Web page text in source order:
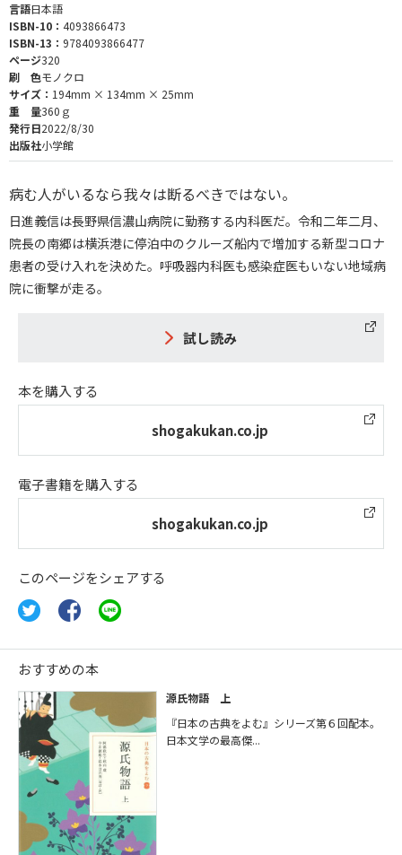
言語日本語
ISBN-10： 4093866473
ISBN-13： 9784093866477
ページ320
刷 色モノクロ
サイズ： 194mm × 134mm × 25mm
重 量360ｇ
発行日2022/8/30
出版社小学館
病む人がいるなら我々は断るべきではない。
日進義信は長野県信濃山病院に勤務する内科医だ。令和二年二月、
院長の南郷は横浜港に停泊中のクルーズ船内で増加する新型コロナ
患者の受け入れを決めた。呼吸器内科医も感染症医もいない地域病
院に衝撃が走る。
試し読み
本を購入する
shogakukan.co.jp
電子書籍を購入する
shogakukan.co.jp
このページをシェアする
おすすめの本
源氏物語 上
『日本の古典をよむ』シリーズ第６回配本。
日本文学の最高傑...